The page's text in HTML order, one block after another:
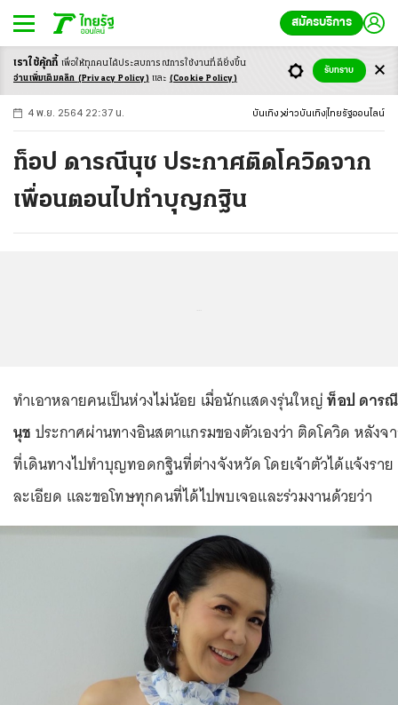
สมัครบริการ
-ก ก ก+
4 พ.ย. 2564 22:37 น. บันเทิง ข่าวบันเทิง ไทยรัฐออนไลน์
ท็อป ดารณีนุช ประกาศติดโควิดจาก
เพื่อนตอนไปทำบุญกฐิน
ทำเอาหลายคนเป็นห่วงไม่น้อย เมื่อนักแสดงรุ่นใหญ่ท็อป ดารณี
นุช ประกาศผ่านทางอินสตาแกรมของตัวเองว่า ติดโควิด หลังจ
ที่เดินทางไปทำบุญทอดกฐินที่ต่างจังหวัด โดยเจ้าตัวได้แจ้งราย
ละเอียด และขอโทษทุกคนที่ได้ไปพบเจอและร่วมงานด้วยว่า
เราใช้คุ้กกี้ เพื่อให้ทุกคนได้ประสบการณ์การใช้งานที่ดียิ่งขึ้น
อ่านเพิ่มเติมคลิก (Privacy Policy) และ (Cookie Policy)
รับทราบ